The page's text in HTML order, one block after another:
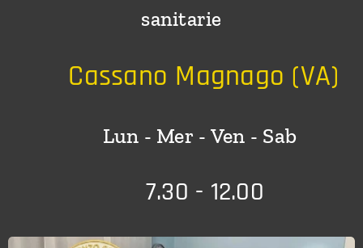
sanitarie
Cassano Magnago (VA)
📆 Lun - Mer - Ven - Sab
7.30 - 12.00